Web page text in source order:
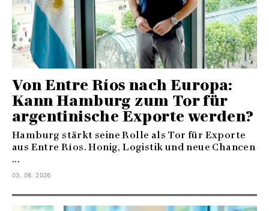
Von Entre Ríos nach Europa:
Kann Hamburg zum Tor für
argentinische Exporte werden?
Hamburg stärkt seine Rolle als Tor für Exporte
aus Entre Ríos. Honig, Logistik und neue Chancen
...
03. 08. 2026